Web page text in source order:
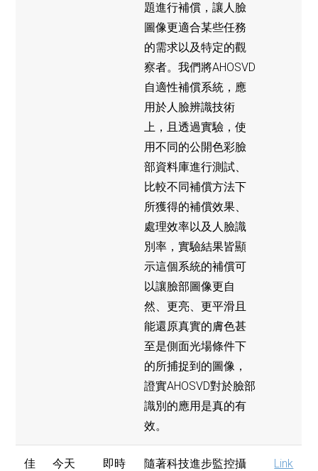
題進行補償，讓人臉
圖像更適合某些任務
的需求以及特定的觀
察者。我們將AHOSVD
自適性補償系統，應
用於人臉辨識技術
上，且透過實驗，使
用不同的公開色彩臉
部資料庫進行測試、
比較不同補償方法下
所獲得的補償效果、
處理效率以及人臉識
別率，實驗結果皆顯
示這個系統的補償可
以讓臉部圖像更自
然、更亮、更平滑且
能還原真實的膚色甚
至是側面光場條件下
的所捕捉到的圖像，
證實AHOSVD對於臉部
識別的應用是真的有
效。
佳
今天
即時
隨著科技進步監控攝
Link